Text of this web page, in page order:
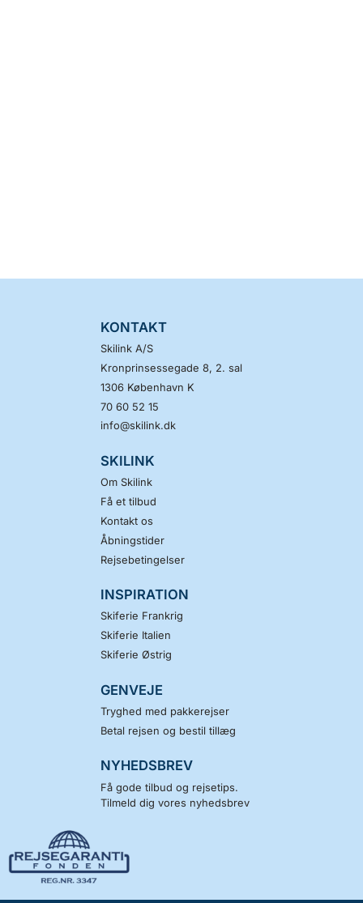
KONTAKT
Skilink A/S
Kronprinsessegade 8, 2. sal
1306 København K
70 60 52 15
info@skilink.dk
SKILINK
Om Skilink
Få et tilbud
Kontakt os
Åbningstider
Rejsebetingelser
INSPIRATION
Skiferie Frankrig
Skiferie Italien
Skiferie Østrig
GENVEJE
Tryghed med pakkerejser
Betal rejsen og bestil tillæg
NYHEDSBREV
Få gode tilbud og rejsetips.
Tilmeld dig vores nyhedsbrev